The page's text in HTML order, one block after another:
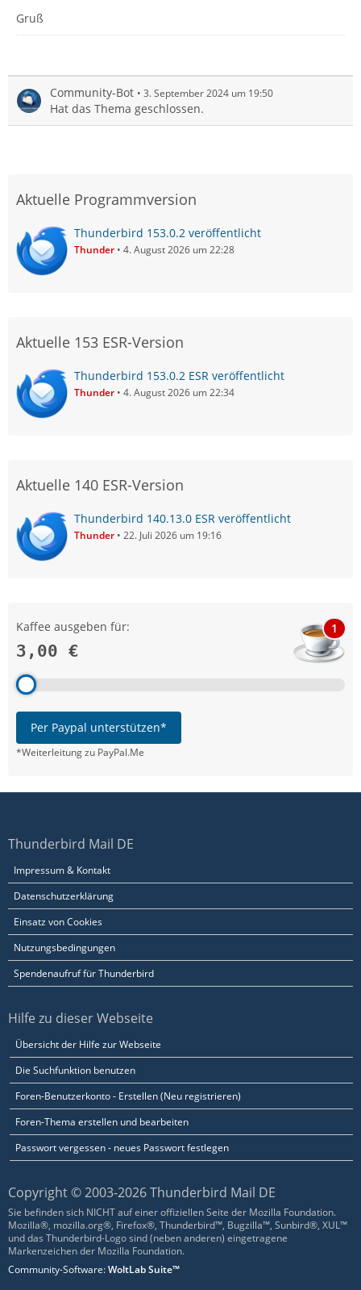
Gruß
Community-Bot 3. September 2024 um 19:50
Hat das Thema geschlossen.
Aktuelle Programmversion
Thunderbird 153.0.2 veröffentlicht
Thunder 4. August 2026 um 22:28
Aktuelle 153 ESR-Version
Thunderbird 153.0.2 ESR veröffentlicht
Thunder 4. August 2026 um 22:34
Aktuelle 140 ESR-Version
Thunderbird 140.13.0 ESR veröffentlicht
Thunder 22. Juli 2026 um 19:16
Kaffee ausgeben für:
3,00 €
1
Per Paypal unterstützen*
*Weiterleitung zu PayPal.Me
Thunderbird Mail DE
Impressum & Kontakt
Datenschutzerklärung
Einsatz von Cookies
Nutzungsbedingungen
Spendenaufruf für Thunderbird
Hilfe zu dieser Webseite
Übersicht der Hilfe zur Webseite
Die Suchfunktion benutzen
Foren-Benutzerkonto - Erstellen (Neu registrieren)
Foren-Thema erstellen und bearbeiten
Passwort vergessen - neues Passwort festlegen
Copyright © 2003-2026 Thunderbird Mail DE
Sie befinden sich NICHT auf einer offiziellen Seite der Mozilla Foundation.
Mozilla®, mozilla.org®, Firefox®, Thunderbird™, Bugzilla™, Sunbird®, XUL™
und das Thunderbird-Logo sind (neben anderen) eingetragene
Markenzeichen der Mozilla Foundation.
Community-Software:WoltLab Suite™